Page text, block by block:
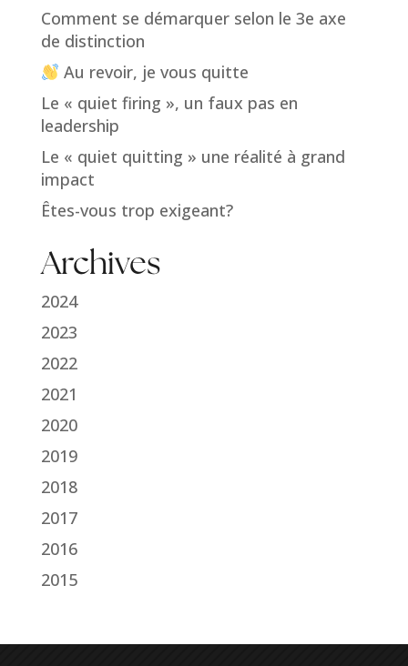
Comment se démarquer selon le 3e axe
de distinction
Au revoir, je vous quitte
Le « quiet firing », un faux pas en
leadership
Le « quiet quitting » une réalité à grand
impact
Êtes-vous trop exigeant?
Archives
2024
2023
2022
2021
2020
2019
2018
2017
2016
2015